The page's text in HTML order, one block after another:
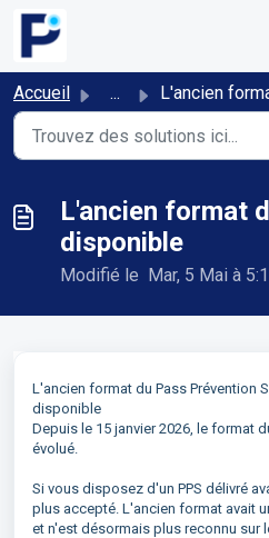
Passer au contenu principal
Accueil ... L'ancien format du PPS n'est
L'ancien format
disponible
Modifié le Mar, 5 Mai à
L'ancien format du Pass Prévention
disponible
Depuis le 15 janvier 2026, le format
évolué.
Si vous disposez d'un PPS délivré
plus accepté. L'ancien format avait
et n'est désormais plus reconnu sur